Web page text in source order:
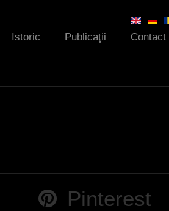
Istoric Publicaţii Contact
Pinterest